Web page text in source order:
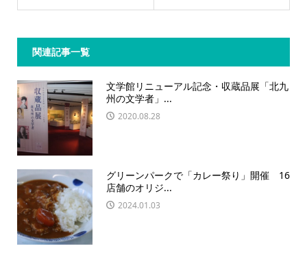
関連記事一覧
文学館リニューアル記念・収蔵品展「北九
州の文学者」...
2020.08.28
グリーンパークで「カレー祭り」開催 16
店舗のオリジ...
2024.01.03